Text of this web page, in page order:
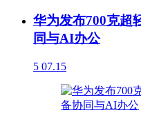
华为发布700克超
同与AI办公
5 07.15